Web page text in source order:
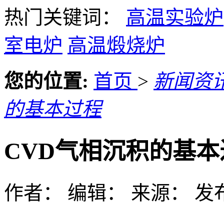
热门关键词： 高温实验炉
室电炉 高温煅烧炉
您的位置: 首页 > 新闻资
的基本过程
CVD气相沉积的基
作者： 编辑： 来源： 发